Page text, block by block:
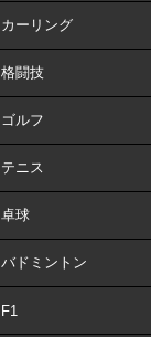
カーリング
格闘技
ゴルフ
テニス
卓球
バドミントン
F1